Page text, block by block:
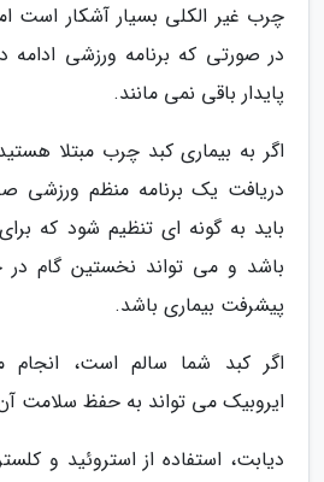
چرب غیر الکلی بسیار آشکار است
در صورتی که برنامه ورزشی ادامه
پایدار باقی نمی مانند.
اگر به بیماری کبد چرب مبتلا
دریافت یک برنامه منظم ورزشی
باید به گونه ای تنظیم شود که
باشد و می تواند نخستین گام
پیشرفت بیماری باشد.
اگر کبد شما سالم است، انجام
ایروبیک می تواند به حفظ سلامت
دیابت، استفاده از استروئید و